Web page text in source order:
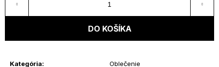
DO KOŠÍKA
Kategória:
Oblečenie
n